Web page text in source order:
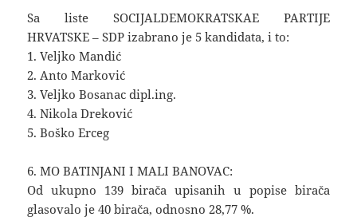
Sa liste SOCIJALDEMOKRATSKAE PARTIJE
HRVATSKE – SDP izabrano je 5 kandidata, i to:
1. Veljko Mandić
2. Anto Marković
3. Veljko Bosanac dipl.ing.
4. Nikola Dreković
5. Boško Erceg
6. MO BATINJANI I MALI BANOVAC:
Od ukupno 139 birača upisanih u popise birača
glasovalo je 40 birača, odnosno 28,77 %.